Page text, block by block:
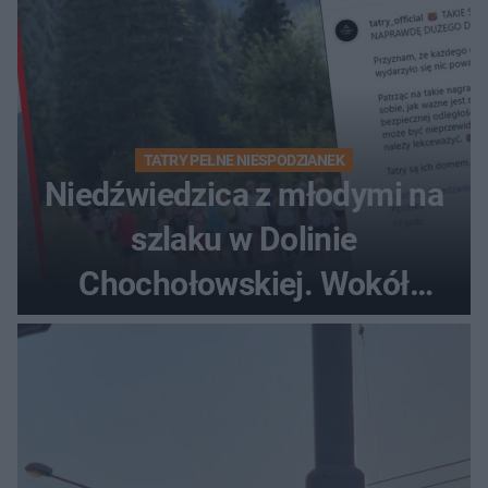
TATRY PEŁNE NIESPODZIANEK
Niedźwiedzica z młodymi na
szlaku w Dolinie
Chochołowskiej. Wokół
turyści!